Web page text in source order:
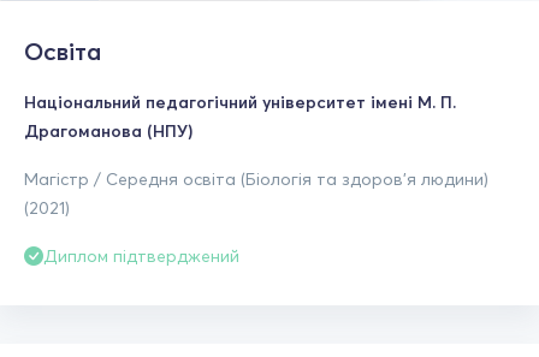
Освіта
Національний педагогічний університет імені М. П.
Драгоманова (НПУ)
Магістр / Середня освіта (Біологія та здоров'я людини)
(2021)
Диплом підтверджений